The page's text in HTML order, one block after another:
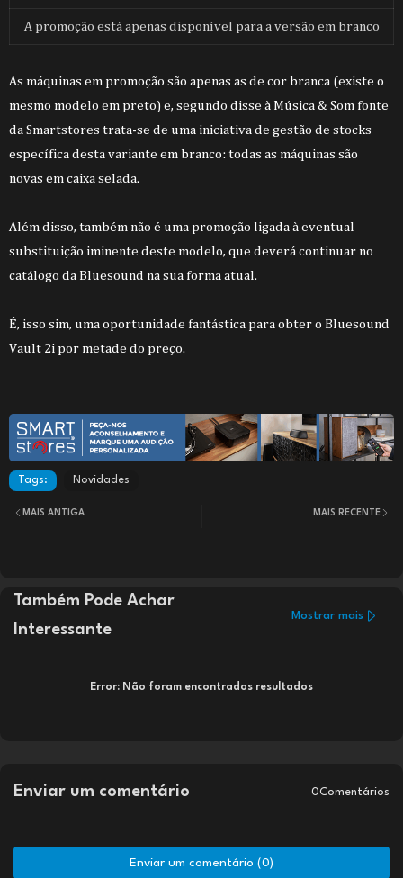
A promoção está apenas disponível para a versão em branco
As máquinas em promoção são apenas as de cor branca (existe o
mesmo modelo em preto) e, segundo disse à Música & Som fonte
da Smartstores trata-se de uma iniciativa de gestão de stocks
específica desta variante em branco: todas as máquinas são
novas em caixa selada.
Além disso, também não é uma promoção ligada à eventual
substituição iminente deste modelo, que deverá continuar no
catálogo da Bluesound na sua forma atual.
É, isso sim, uma oportunidade fantástica para obter o Bluesound
Vault 2i por metade do preço.
Tags: Novidades
MAIS RECENTE
MAIS ANTIGA
Também Pode Achar
Interessante
Mostrar mais
Error: Não foram encontrados resultados
Enviar um comentário 0Comentários
Enviar um comentário (0)